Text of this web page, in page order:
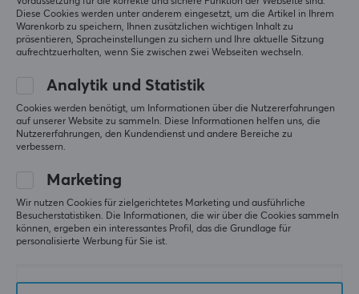
Lamzu
Gaming Maus - Rot
[Champion Edition]
(14)
109.90 €
WLMouse
Gaming-Maus -
Weiß/Gelb [TTC Nihil]
(62)
Diese Cookies werden unter anderem eingesetzt, um die Artikel in Ihrem
Warenkorb zu speichern, Ihnen zusätzlichen wichtigen Inhalt zu
präsentieren, Spracheinstellungen zu sichern und Ihre aktuelle Sitzung
aufrechtzuerhalten, wenn Sie zwischen zwei Webseiten wechseln.
Analytik und Statistik
Cookies werden benötigt, um Informationen über die Nutzererfahrungen
auf unserer Website zu sammeln. Diese Informationen helfen uns, die
Nutzererfahrungen, den Kundendienst und andere Bereiche zu
verbessern.
Marketing
Wir nutzen Cookies für zielgerichtetes Marketing und ausführliche
Besucherstatistiken. Die Informationen, die wir über die Cookies sammeln
können, ergeben ein interessantes Profil, das die Grundlage für
personalisierte Werbung für Sie ist.